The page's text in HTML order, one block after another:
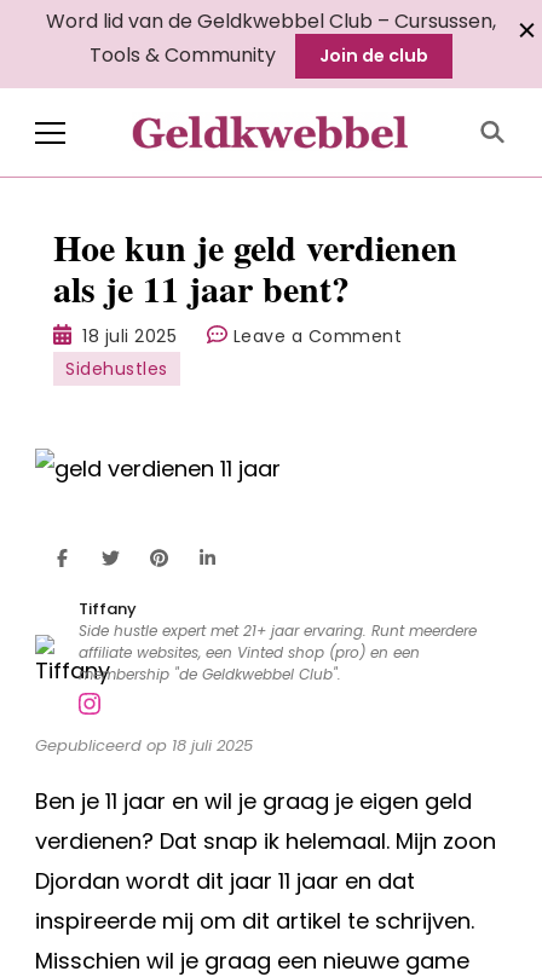
Word lid van de Geldkwebbel Club – Cursussen,
Tools & Community
Join de club
Geldkwebbel
Hoe kun je geld verdienen
als je 11 jaar bent?
18 juli 2025 Leave a Comment
bent?
Sidehustles
Tiffany
Side hustle expert met 21+ jaar ervaring. Runt meerdere
affiliate websites, een Vinted shop (pro) en een
membership "de Geldkwebbel Club".
Gepubliceerd op 18 juli 2025
Ben je 11 jaar en wil je graag je eigen geld
verdienen? Dat snap ik helemaal. Mijn zoon
Djordan wordt dit jaar 11 jaar en dat
inspireerde mij om dit artikel te schrijven.
Misschien wil je graag een nieuwe game